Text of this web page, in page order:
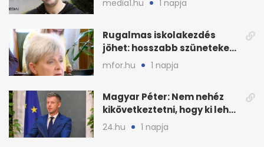
media1.hu 1 napja
Rugalmas iskolakezdés
jöhet: hosszabb szüneteket
javasolnak szeptembertől
mfor.hu 1 napja
Magyar Péter: Nem nehéz
kikövetkeztetni, hogy ki lehet
a három jelölt
24.hu 1 napja